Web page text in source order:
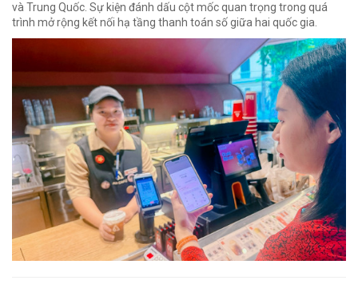
và Trung Quốc. Sự kiện đánh dấu cột mốc quan trọng trong quá
trình mở rộng kết nối hạ tầng thanh toán số giữa hai quốc gia.